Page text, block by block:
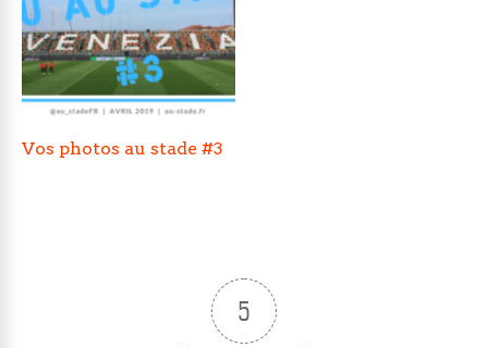
Vos photos au stade #3
5